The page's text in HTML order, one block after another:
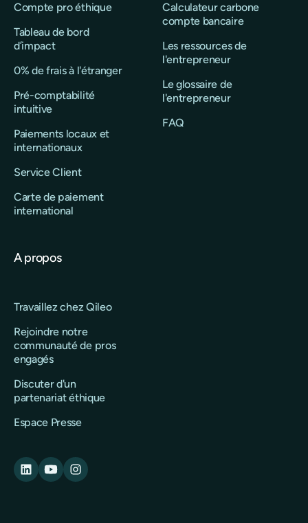
Compte pro éthique
Tableau de bord
d’impact
0% de frais à l'étranger
Pré-comptabilité
intuitive
Paiements locaux et
internationaux
Service Client
Carte de paiement
international
Calculateur carbone
compte bancaire
Les ressources de
l'entrepreneur
Le glossaire de
l'entrepreneur
FAQ
A propos
Travaillez chez Qileo
Rejoindre notre
communauté de pros
engagés
Discuter d'un
partenariat éthique
Espace Presse